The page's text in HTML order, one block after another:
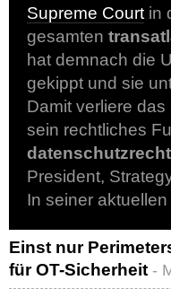
Supreme Court in
gesamten
hat demnach die
gekippt und sie
Damit verliere das
sein rechtliches
President,
In seiner
Einst nur
für OT-Sicherheit -